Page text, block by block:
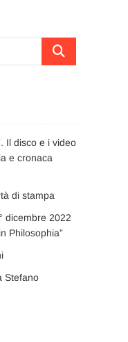
Cerca
Il disco e i video
e cronaca
di stampa
dicembre 2022
Philosophia”
Stefano